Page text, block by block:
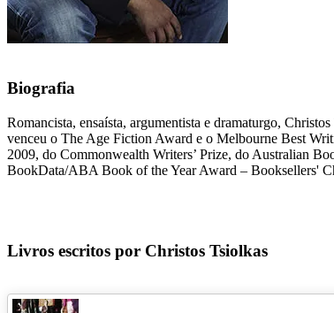
Biografia
Romancista, ensaísta, argumentista e dramaturgo,
venceu o The Age Fiction Award e o Melbourne Best
2009, do Commonwealth Writers’ Prize, do Australian
BookData/ABA Book of the Year Award – Booksellers'
Livros escritos por Christos Tsiolkas